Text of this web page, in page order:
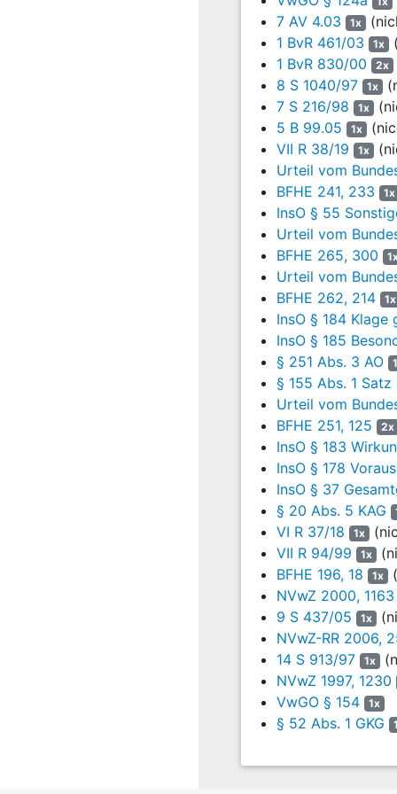
den Kläger zu
Zahlung in Höhe
aufgehoben
Das
Klage sei
Betrags
Erteilung eines
beträfen; das
AO, wie ihn
Zahlung bewirkt
Betrags, wenn
gezahlt oder
wegfalle.
14
Hier habe die L.
Zeitpunkt der
21.02.1997 und
gegen§ 87 InsO
Verwirklichung
begründet
des
Vorschrift
zur Zeit der
15
Einem
der Beklagten
16
II. Der Antrag
17
1. Der geltend
rechtfertigt die
Sinn des§ 124
Satz 4 VwGO)
7 AV 4.03 1x
1 BvR 461/03
1x
1 BvR 830/00
2x
8 S 1040/97
1x
7 S 216/98
1x
5 B 99.05
1x
VII R 38/19
1x
Urteil vom
BFHE 241, 233 1x
InsO § 55
Urteil vom
BFHE 265, 300
Urteil vom
BFHE 262, 214 1x
InsO § 184 Klage
InsO § 185
§ 251 Abs. 3 AO
§ 155 Abs. 1 Satz
Urteil vom
BFHE 251, 125 2x
InsO § 183
InsO § 178
InsO § 37
§ 20 Abs. 5 KAG
VI R 37/18
1x
VII R 94/99
1x
BFHE 196, 18
1x
NVwZ 2000, 1163
9 S 437/05
1x
NVwZ-RR 2006,
14 S 913/97
1x
NVwZ 1997, 1230
VwGO § 154
1x
§ 52 Abs. 1 GKG